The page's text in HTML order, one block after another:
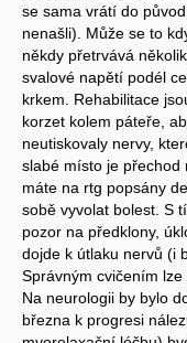
se sama vrátí do
nenašli). Může se to
někdy přetrvává
svalové napětí podél
krkem. Rehabilitace
korzet kolem páteře,
neutiskovaly nervy,
slabé místo je
máte na rtg popsány
sobě vyvolat bolest. S
pozor na předklony,
dojde k útlaku nervů (i
Správným cvičením
Na neurologii by bylo
března k progresi